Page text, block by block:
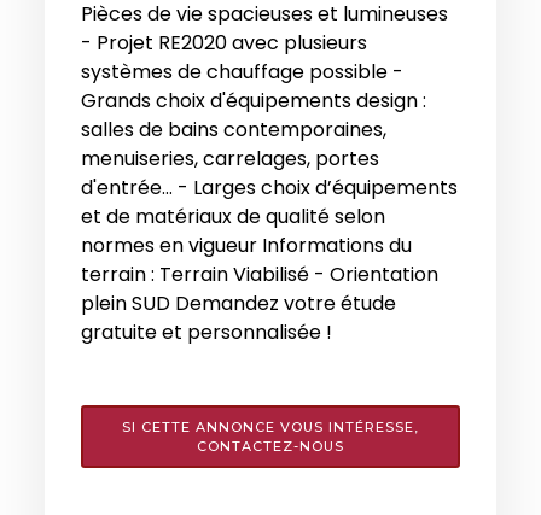
Pièces de vie spacieuses et lumineuses
- Projet RE2020 avec plusieurs
systèmes de chauffage possible -
Grands choix d'équipements design :
salles de bains contemporaines,
menuiseries, carrelages, portes
d'entrée... - Larges choix d’équipements
et de matériaux de qualité selon
normes en vigueur Informations du
terrain : Terrain Viabilisé - Orientation
plein SUD Demandez votre étude
gratuite et personnalisée !
SI CETTE ANNONCE VOUS INTÉRESSE,
CONTACTEZ-NOUS